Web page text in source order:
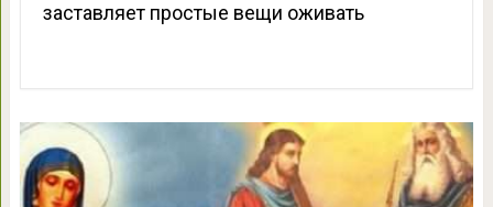
заставляет простые вещи оживать